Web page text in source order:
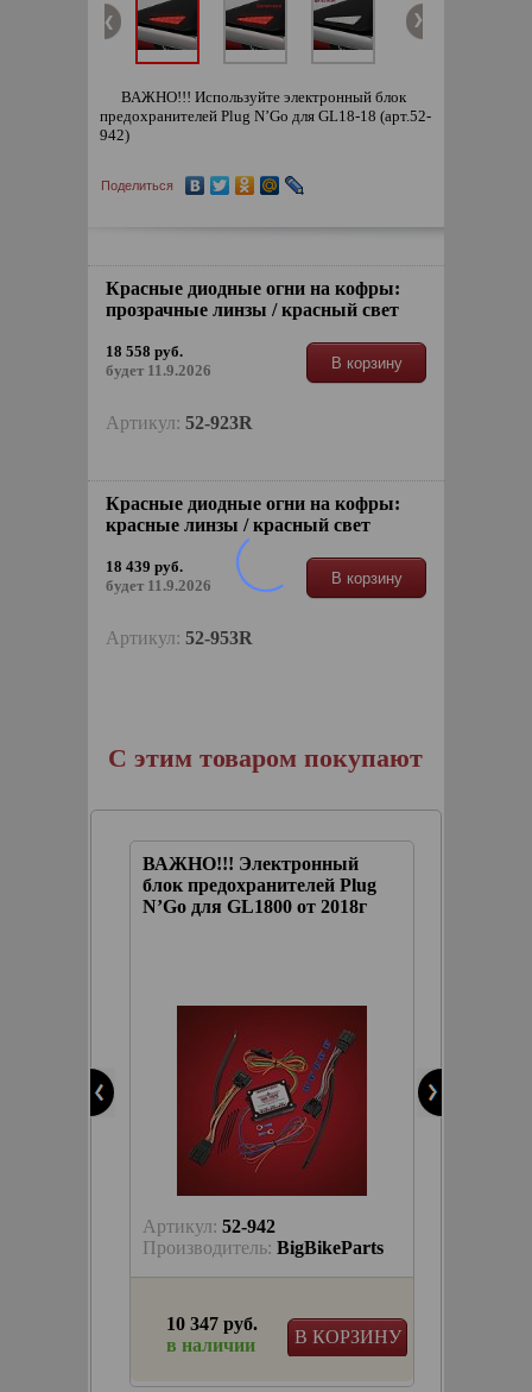
ВАЖНО!!! Используйте электронный блок
предохранителей Plug N’Go для GL18-18 (арт.52-
942)
Поделиться
Красные диодные огни на кофры:
прозрачные линзы / красный свет
18 558 руб.
будет 11.9.2026
В корзину
Артикул: 52-923R
Красные диодные огни на кофры:
красные линзы / красный свет
18 439 руб.
будет 11.9.2026
В корзину
Артикул: 52-953R
С этим товаром покупают
ВАЖНО!!! Электронный
блок предохранителей Plug
N’Go для GL1800 от 2018г
Артикул: 52-942
Производитель: BigBikeParts
В КОРЗИНУ
10 347 руб.
в наличии